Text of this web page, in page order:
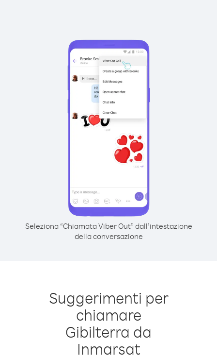
Seleziona “Chiamata Viber Out” dall’intestazione
della conversazione
Suggerimenti per
chiamare
Gibilterra da
Inmarsat